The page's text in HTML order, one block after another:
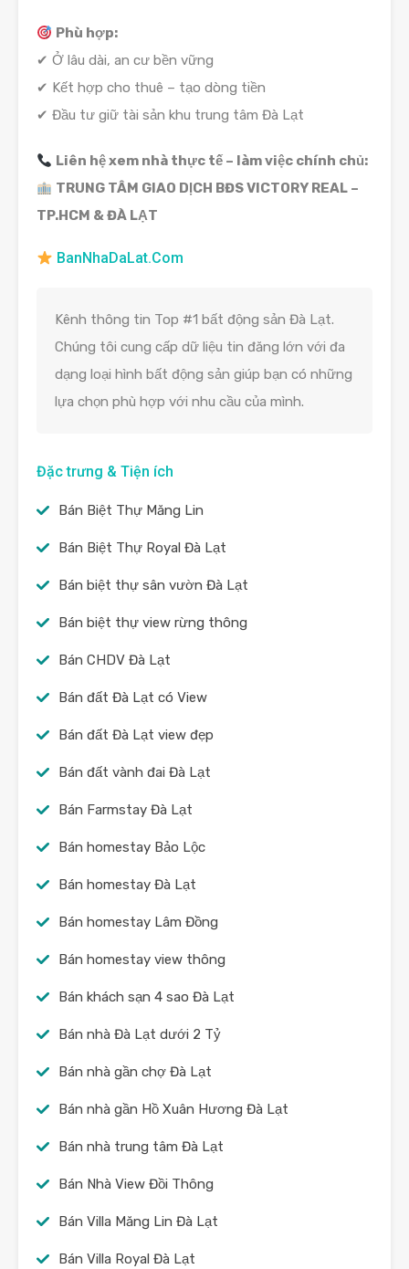
Phù hợp:
✔ Ở lâu dài, an cư bền vững
✔ Kết hợp cho thuê – tạo dòng tiền
✔ Đầu tư giữ tài sản khu trung tâm Đà Lạt
Liên hệ xem nhà thực tế – làm việc chính chủ:
TRUNG TÂM GIAO DỊCH BĐS VICTORY REAL –
TP.HCM & ĐÀ LẠT
BanNhaDaLat.Com
Kênh thông tin Top #1 bất động sản Đà Lạt.
Chúng tôi cung cấp dữ liệu tin đăng lớn với đa
dạng loại hình bất động sản giúp bạn có những
lựa chọn phù hợp với nhu cầu của mình.
Đặc trưng & Tiện ích
Bán Biệt Thự Măng Lin
Bán Biệt Thự Royal Đà Lạt
Bán biệt thự sân vườn Đà Lạt
Bán biệt thự view rừng thông
Bán CHDV Đà Lạt
Bán đất Đà Lạt có View
Bán đất Đà Lạt view đẹp
Bán đất vành đai Đà Lạt
Bán Farmstay Đà Lạt
Bán homestay Bảo Lộc
Bán homestay Đà Lạt
Bán homestay Lâm Đồng
Bán homestay view thông
Bán khách sạn 4 sao Đà Lạt
Bán nhà Đà Lạt dưới 2 Tỷ
Bán nhà gần chợ Đà Lạt
Bán nhà gần Hồ Xuân Hương Đà Lạt
Bán nhà trung tâm Đà Lạt
Bán Nhà View Đồi Thông
Bán Villa Măng Lin Đà Lạt
Bán Villa Royal Đà Lạt